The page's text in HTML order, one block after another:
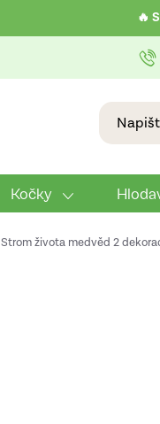
🔥
Kočky
Strom života medvěd 2